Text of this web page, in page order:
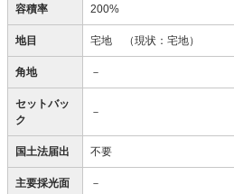
容積率 200%
地目 宅地 （現状：宅地）
角地 －
セットバッ
ク
－
国土法届出 不要
主要採光面 －